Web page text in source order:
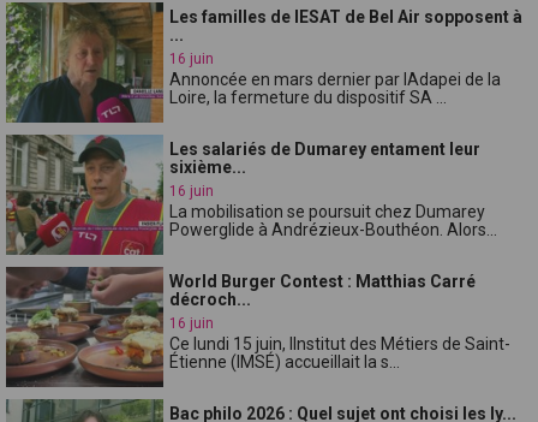
Les familles de lESAT de Bel Air sopposent à
...
16 juin
Annoncée en mars dernier par lAdapei de la
Loire, la fermeture du dispositif SA ...
Les salariés de Dumarey entament leur
sixième...
16 juin
La mobilisation se poursuit chez Dumarey
Powerglide à Andrézieux-Bouthéon. Alors...
World Burger Contest : Matthias Carré
décroch...
16 juin
Ce lundi 15 juin, lInstitut des Métiers de Saint-
Étienne (IMSÉ) accueillait la s...
Bac philo 2026 : Quel sujet ont choisi les ly...